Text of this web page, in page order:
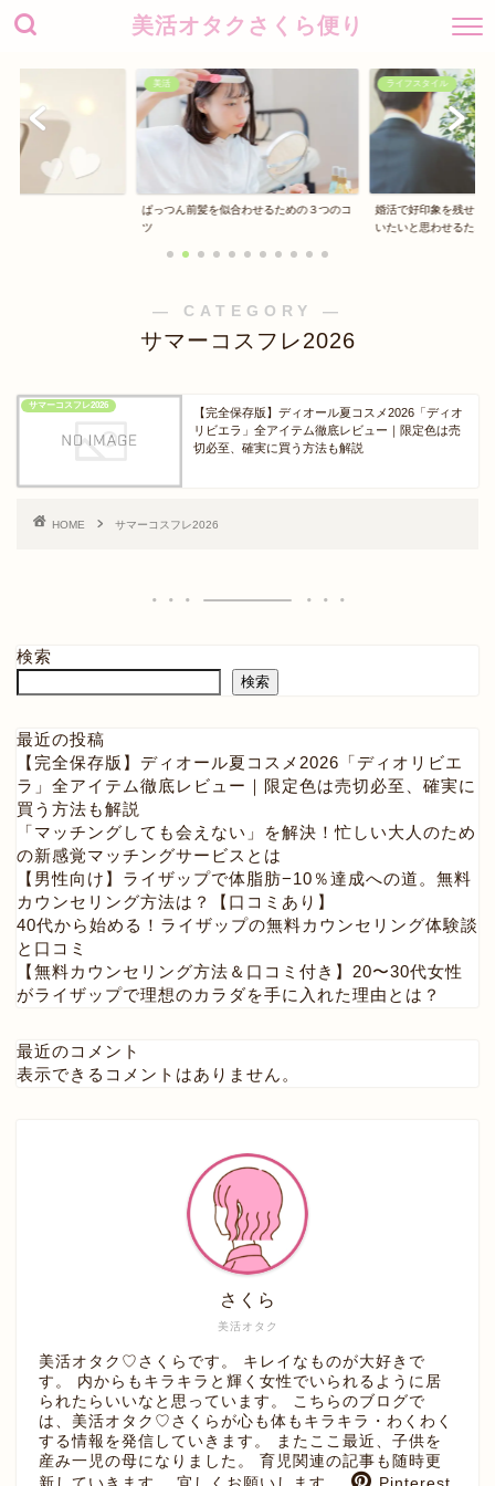
美活オタクさくら便り
美活
ぱっつん前髪を似合わせるための３つのコ
ツ
ライフスタイル
婚活で好印象を残せる
いたいと思わせるた...
― CATEGORY ―
サマーコスフレ2026
サマーコスフレ2026
【完全保存版】ディオール夏コスメ2026「ディオ
リビエラ」全アイテム徹底レビュー｜限定色は売
切必至、確実に買う方法も解説
HOME サマーコスフレ2026
検索
検索
最近の投稿
【完全保存版】ディオール夏コスメ2026「ディオリビエ
ラ」全アイテム徹底レビュー｜限定色は売切必至、確実に
買う方法も解説
「マッチングしても会えない」を解決！忙しい大人のため
の新感覚マッチングサービスとは
【男性向け】ライザップで体脂肪−10％達成への道。無料
カウンセリング方法は？【口コミあり】
40代から始める！ライザップの無料カウンセリング体験談
と口コミ
【無料カウンセリング方法＆口コミ付き】20〜30代女性
がライザップで理想のカラダを手に入れた理由とは？
最近のコメント
表示できるコメントはありません。
美活オタク
さくら
美活オタク♡さくらです。 キレイなものが大好きで
す。 内からもキラキラと輝く女性でいられるように居
られたらいいなと思っています。 こちらのブログで
は、美活オタク♡さくらが心も体もキラキラ・わくわく
する情報を発信していきます。 またここ最近、子供を
産み一児の母になりました。 育児関連の記事も随時更